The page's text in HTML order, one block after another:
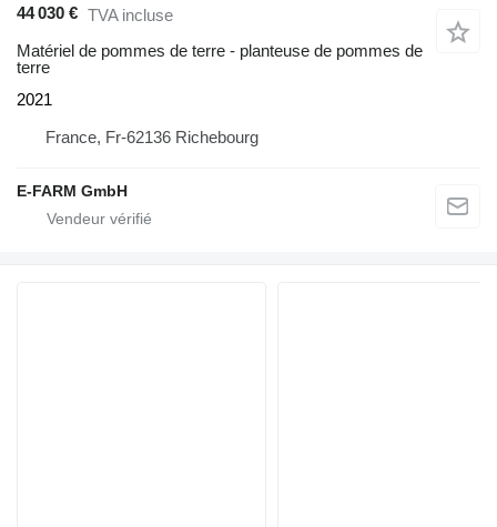
44 030 € TVA incluse
Matériel de pommes de terre - planteuse de pommes de
terre
2021
France, Fr-62136 Richebourg
E-FARM GmbH